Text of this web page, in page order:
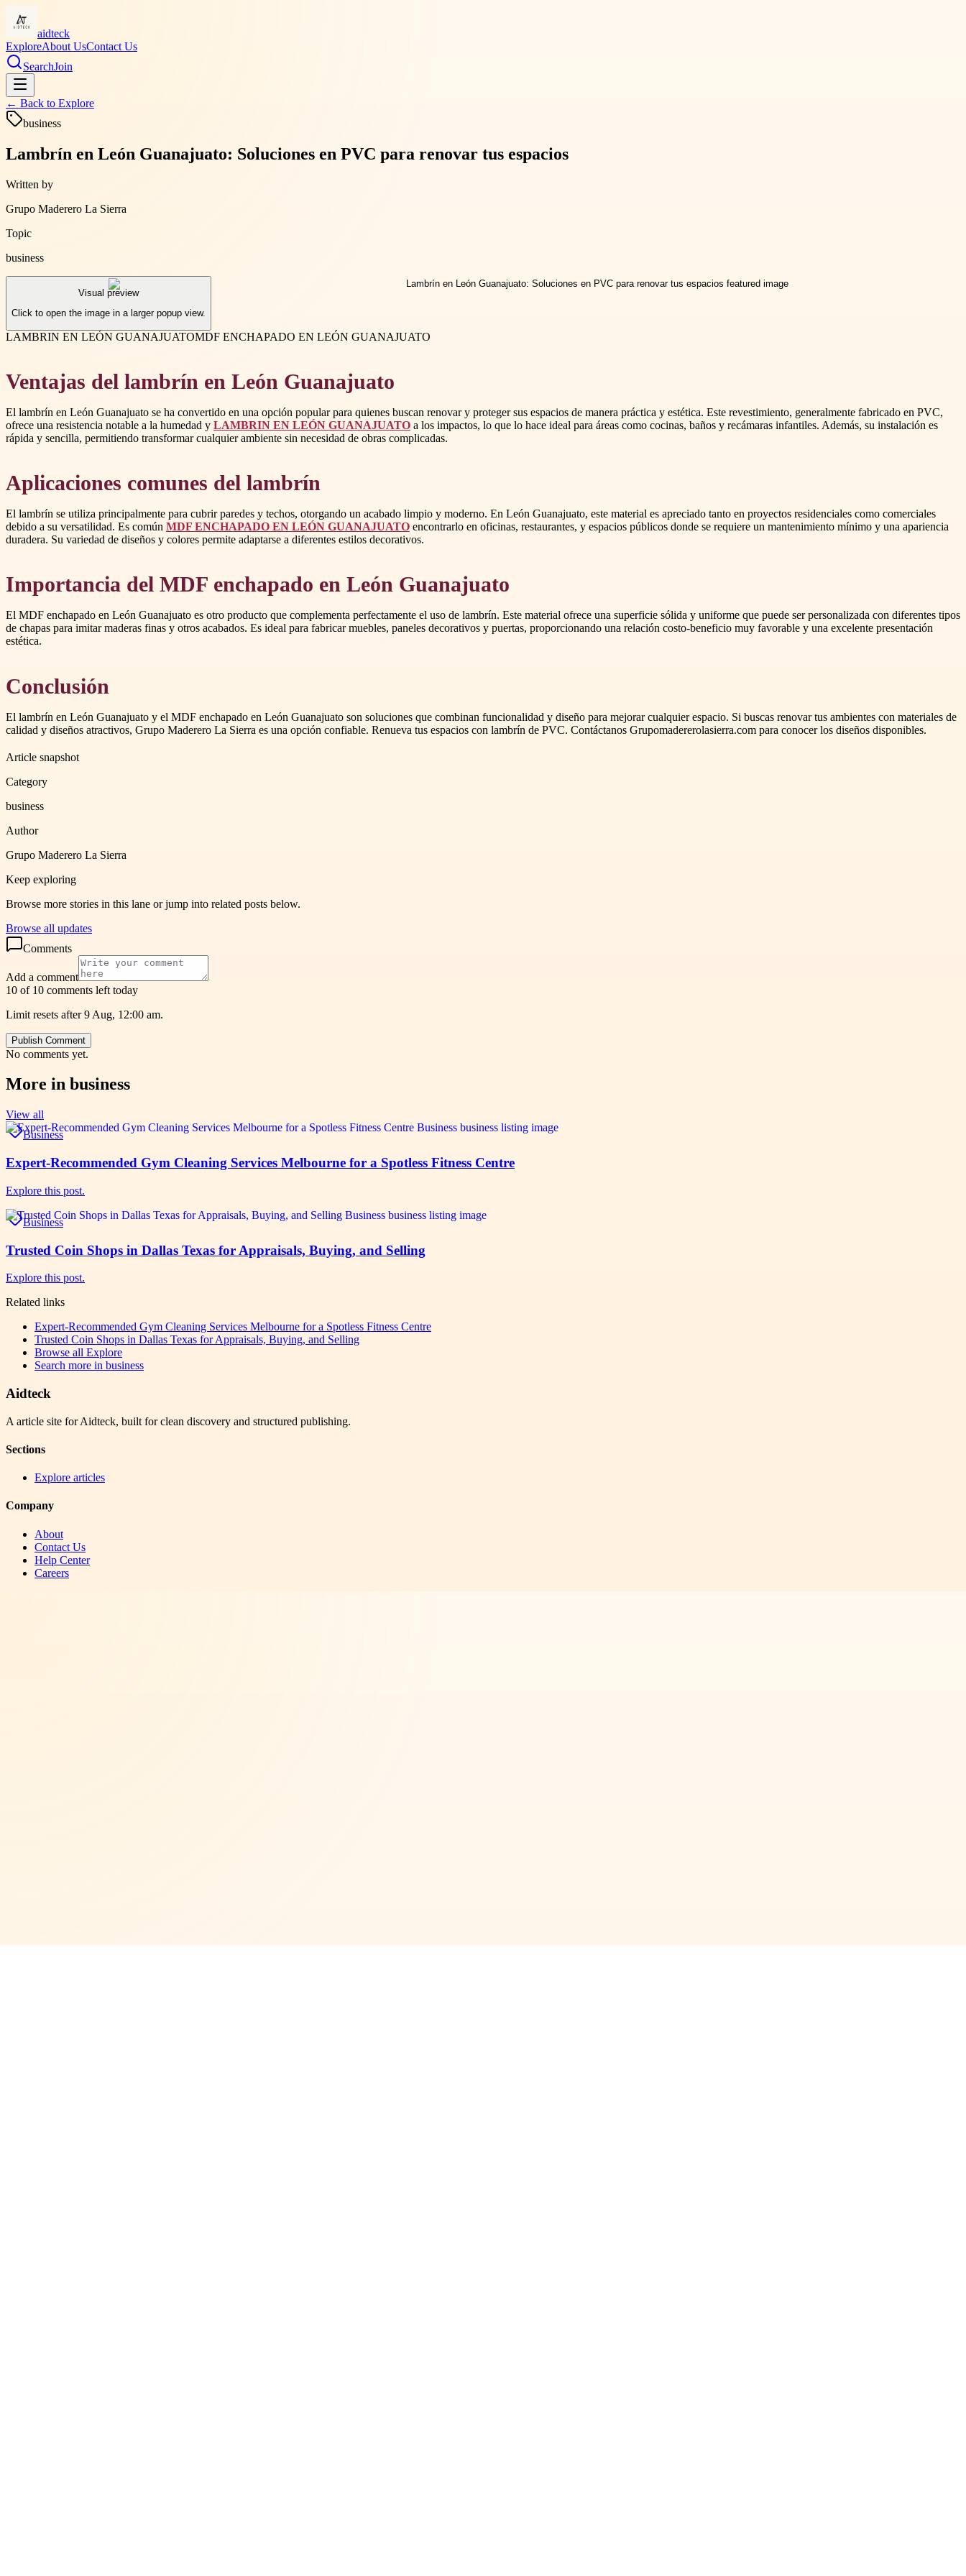
aidteck
ExploreAbout UsContact Us
SearchJoin
← Back to Explore
business
Lambrín en León Guanajuato: Soluciones en PVC para renovar tus espacios
Written by
Grupo Maderero La Sierra
Topic
business
Visual preview
Click to open the image in a larger popup view.
LAMBRIN EN LEÓN GUANAJUATOMDF ENCHAPADO EN LEÓN GUANAJUATO
Ventajas del lambrín en León Guanajuato
El lambrín en León Guanajuato se ha convertido en una opción popular para quienes buscan renovar y proteger sus espacios de manera práctica y estética. Este revestimiento, generalmente fabricado en PVC,
ofrece una resistencia notable a la humedad y LAMBRIN EN LEÓN GUANAJUATO a los impactos, lo que lo hace ideal para áreas como cocinas, baños y recámaras infantiles. Además, su instalación es
rápida y sencilla, permitiendo transformar cualquier ambiente sin necesidad de obras complicadas.
Aplicaciones comunes del lambrín
El lambrín se utiliza principalmente para cubrir paredes y techos, otorgando un acabado limpio y moderno. En León Guanajuato, este material es apreciado tanto en proyectos residenciales como comerciales
debido a su versatilidad. Es común MDF ENCHAPADO EN LEÓN GUANAJUATO encontrarlo en oficinas, restaurantes, y espacios públicos donde se requiere un mantenimiento mínimo y una apariencia
duradera. Su variedad de diseños y colores permite adaptarse a diferentes estilos decorativos.
Importancia del MDF enchapado en León Guanajuato
El MDF enchapado en León Guanajuato es otro producto que complementa perfectamente el uso de lambrín. Este material ofrece una superficie sólida y uniforme que puede ser personalizada con diferentes tipos
de chapas para imitar maderas finas y otros acabados. Es ideal para fabricar muebles, paneles decorativos y puertas, proporcionando una relación costo-beneficio muy favorable y una excelente presentación
estética.
Conclusión
El lambrín en León Guanajuato y el MDF enchapado en León Guanajuato son soluciones que combinan funcionalidad y diseño para mejorar cualquier espacio. Si buscas renovar tus ambientes con materiales de
calidad y diseños atractivos, Grupo Maderero La Sierra es una opción confiable. Renueva tus espacios con lambrín de PVC. Contáctanos Grupomadererolasierra.com para conocer los diseños disponibles.
Article snapshot
Category
business
Author
Grupo Maderero La Sierra
Keep exploring
Browse more stories in this lane or jump into related posts below.
Browse all updates
Comments
Add a comment
10 of 10 comments left today
Limit resets after 9 Aug, 12:00 am.
Publish Comment
No comments yet.
More in business
View all
Business
Expert-Recommended Gym Cleaning Services Melbourne for a Spotless Fitness Centre
Explore this post.
Business
Trusted Coin Shops in Dallas Texas for Appraisals, Buying, and Selling
Explore this post.
Related links
Expert-Recommended Gym Cleaning Services Melbourne for a Spotless Fitness Centre
Trusted Coin Shops in Dallas Texas for Appraisals, Buying, and Selling
Browse all Explore
Search more in business
Aidteck
A article site for Aidteck, built for clean discovery and structured publishing.
Sections
Explore articles
Company
About
Contact Us
Help Center
Careers